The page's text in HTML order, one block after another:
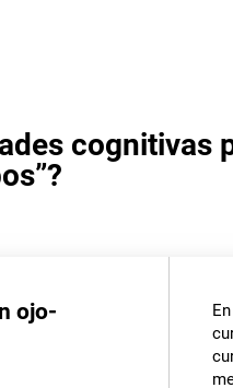
cognitivas
ojo-